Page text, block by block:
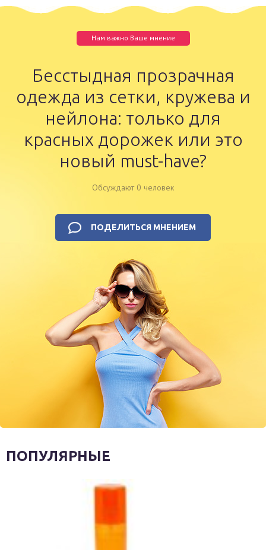
Нам важно Ваше мнение
Бесстыдная прозрачная
одежда из сетки, кружева и
нейлона: только для
красных дорожек или это
новый must-have?
Обсуждают 0 человек
ПОДЕЛИТЬСЯ МНЕНИЕМ
ПОПУЛЯРНЫЕ